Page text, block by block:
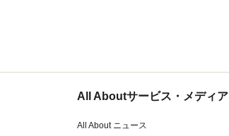
All Aboutサービス・メディア
All About ニュース